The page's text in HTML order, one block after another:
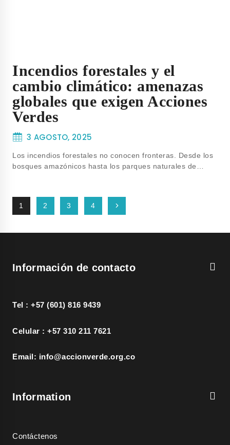
Incendios forestales y el
cambio climático: amenazas
globales que exigen Acciones
Verdes
3 AGOSTO, 2025
Los incendios forestales no conocen fronteras. Desde los
bosques amazónicos hasta los parques naturales de…
Page
navigation
1 2 3 4
Next
Información de contacto
Tel : +57 (601) 816 9439
Celular : +57 310 211 7621
Email: info@accionverde.org.co
Information
Contáctenos